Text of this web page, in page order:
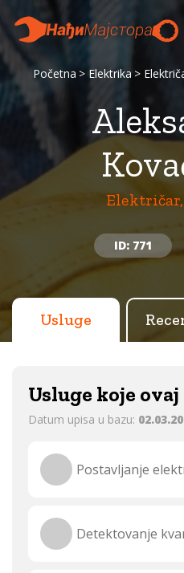
Početna Elektrika
ID: 771
Usluge
Usluge koje
Datum upisa u bazu:
Postavljanje
Detektovanje